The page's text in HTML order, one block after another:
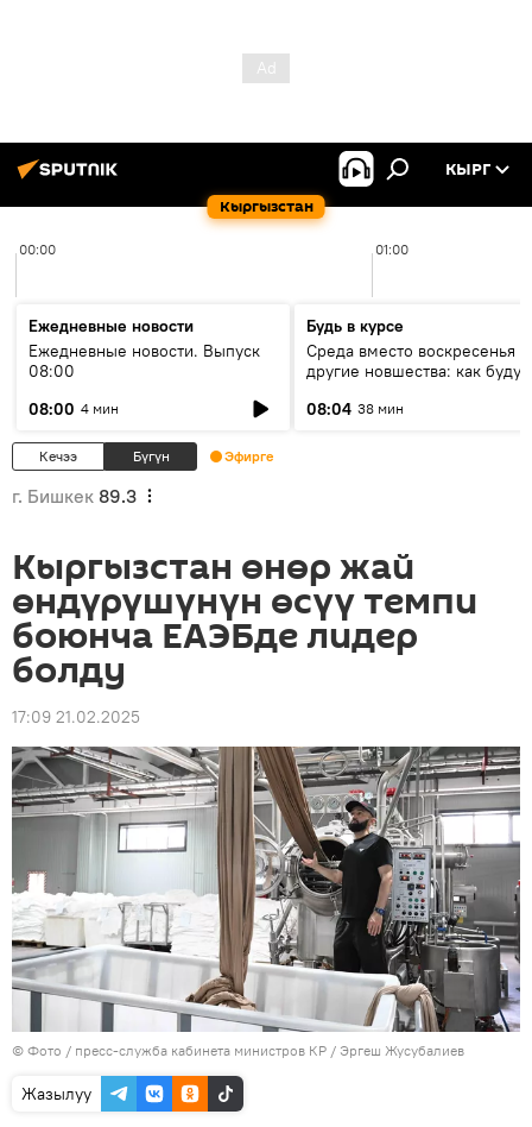
Кыргызстан
КЫРГ
00:00 01:00
Ежедневные новости
Ежедневные новости. Выпуск
08:00
08:00 4 мин
Будь в курсе
Среда вместо воскресенья и
другие новшества: как будут
08:04 38 мин
Кечээ Бүгүн Эфирге
г. Бишкек 89.3
Кыргызстан өнөр жай
өндүрүшүнүн өсүү темпи
боюнча ЕАЭБде лидер
болду
17:09 21.02.2025
© Фото / пресс-служба кабинета министров КР / Эргеш Жусубалиев
Жазылуу